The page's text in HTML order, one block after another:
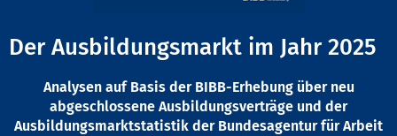
Der Ausbildungsmarkt im Jahr 2025
Analysen auf Basis der BIBB-Erhebung über neu
abgeschlossene Ausbildungsverträge und der
Ausbildungsmarktstatistik der Bundesagentur für Arbeit